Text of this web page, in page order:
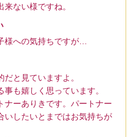
ない様ですね。
様への気持ちですが…
と見ていますよ。
も嬉しく思っています。
ナーありきです。パートナー
いしたいとまではお気持ちが